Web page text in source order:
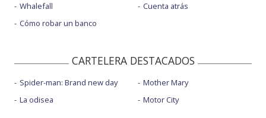
Whalefall
Cómo robar un banco
Cuenta atrás
CARTELERA DESTACADOS
Spider-man: Brand new day
La odisea
Mother Mary
Motor City